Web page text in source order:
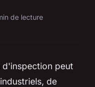
de lecture
d'inspection peut
de